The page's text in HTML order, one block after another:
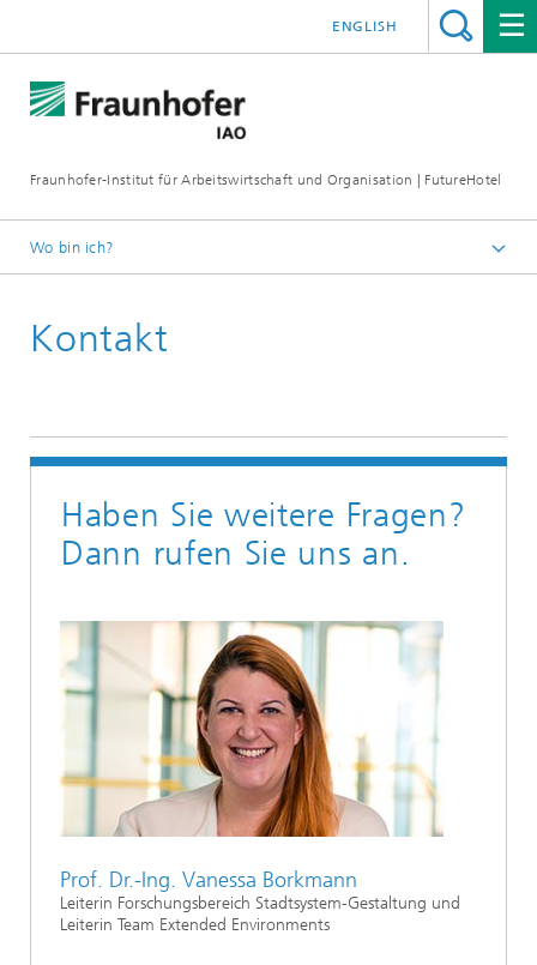
Fraunhofer-Institut für Arbeitswirtschaft und Organisation | FutureHotel
ENGLISH
Wo bin ich?
Kontakt
Haben Sie weitere Fragen?
Dann rufen Sie uns an.
Prof. Dr.-Ing. Vanessa Borkmann
Leiterin Forschungsbereich Stadtsystem-Gestaltung und
Leiterin Team Extended Environments